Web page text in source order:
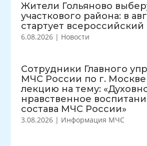
Жители Гольяново
участкового района: в
стартует всероссийский
6.08.2026 | Новости
Сотрудники Главного
МЧС России по г. Москве
лекцию на тему:
нравственное
состава МЧС России»
3.08.2026 | Информация МЧС